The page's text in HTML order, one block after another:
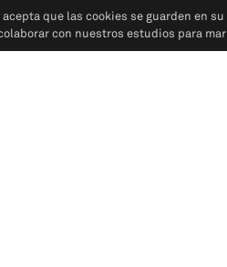
que las cookies se guarden en
con nuestros estudios para